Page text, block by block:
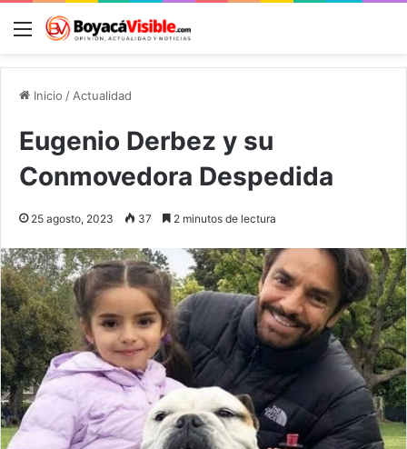
Menú
Inicio / Actualidad
Eugenio Derbez y su
Conmovedora Despedida
25 agosto, 2023 37 2 minutos de lectura